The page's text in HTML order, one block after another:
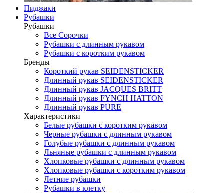
Пиджаки
Рубашки
Рубашки
Все Сорочки
Рубашки с длинным рукавом
Рубашки с коротким рукавом
Бренды
Короткий рукав SEIDENSTICKER
Длинный рукав SEIDENSTICKER
Длинный рукав JAСQUES BRITT
Длинный рукав FYNCH HATTON
Длинный рукав PURE
Характеристики
Белые рубашки с коротким рукавом
Черные рубашки с длинным рукавом
Голубые рубашки с длинным рукавом
Льняные рубашки с длинным рукавом
Хлопковые рубашки с длинным рукавом
Хлопковые рубашки с коротким рукавом
Летние рубашки
Рубашки в клетку